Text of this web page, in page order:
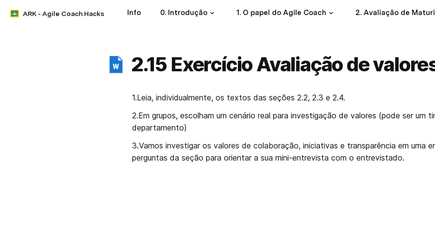
ARK - Agile Coach Hacks Info 0. Introdução 1. O papel do Agile Coach
2.15 Exercício Avaliação de
1.Leia, individualmente, os textos das seções 2.2, 2.3 e 2.4.
2.Em grupos, escolham um cenário real para investigação de valores (pode ser um
departamento)
3.Vamos investigar os valores de colaboração, iniciativas e transparência em uma
perguntas da seção para orientar a sua mini-entrevista com o entrevistado.